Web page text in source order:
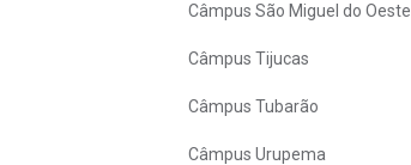
Câmpus São Miguel do Oeste
Câmpus Tijucas
Câmpus Tubarão
Câmpus Urupema